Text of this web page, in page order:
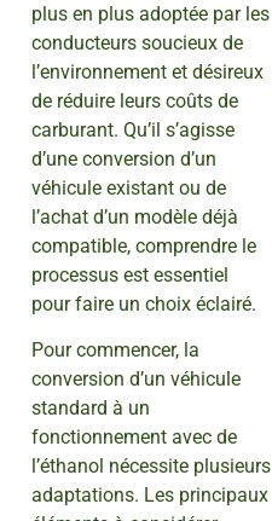
plus en plus adoptée par les
conducteurs soucieux de
l’environnement et désireux
de réduire leurs coûts de
carburant. Qu’il s’agisse
d’une conversion d’un
véhicule existant ou de
l’achat d’un modèle déjà
compatible, comprendre le
processus est essentiel
pour faire un choix éclairé.
Pour commencer, la
conversion d’un véhicule
standard à un
fonctionnement avec de
l’éthanol nécessite plusieurs
adaptations. Les principaux